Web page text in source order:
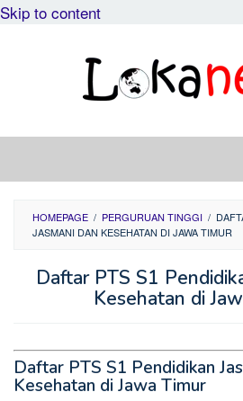
Skip to content
HOMEPAGE / PERGURUAN TINGGI /
JASMANI DAN KESEHATAN DI JAWA TIMUR
Daftar PTS S1
Kesehatan di
Daftar PTS S1 Pendidikan
Kesehatan di Jawa Timur